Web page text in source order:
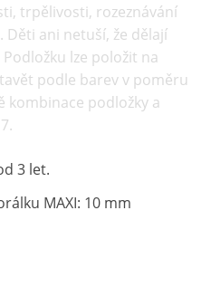
trpělivosti, rozeznávání
ani netuší, že dělají
lze položit na
podle barev v poměru
kombinace podložky a
3 let.
MAXI: 10 mm